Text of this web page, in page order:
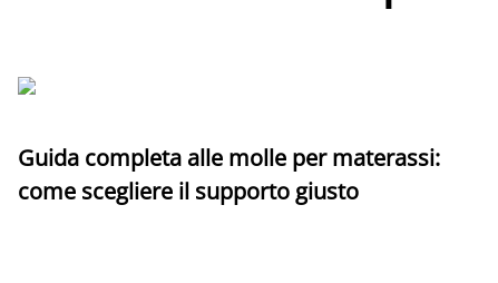
Guida completa alle molle per materassi:
come scegliere il supporto giusto